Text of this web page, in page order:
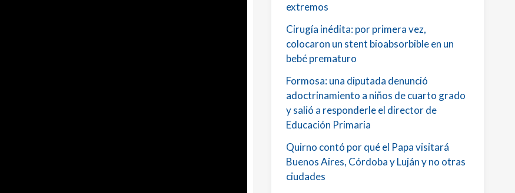
extremos
Cirugía inédita: por primera vez,
colocaron un stent bioabsorbible en un
bebé prematuro
Formosa: una diputada denunció
adoctrinamiento a niños de cuarto grado
y salió a responderle el director de
Educación Primaria
Quirno contó por qué el Papa visitará
Buenos Aires, Córdoba y Luján y no otras
ciudades